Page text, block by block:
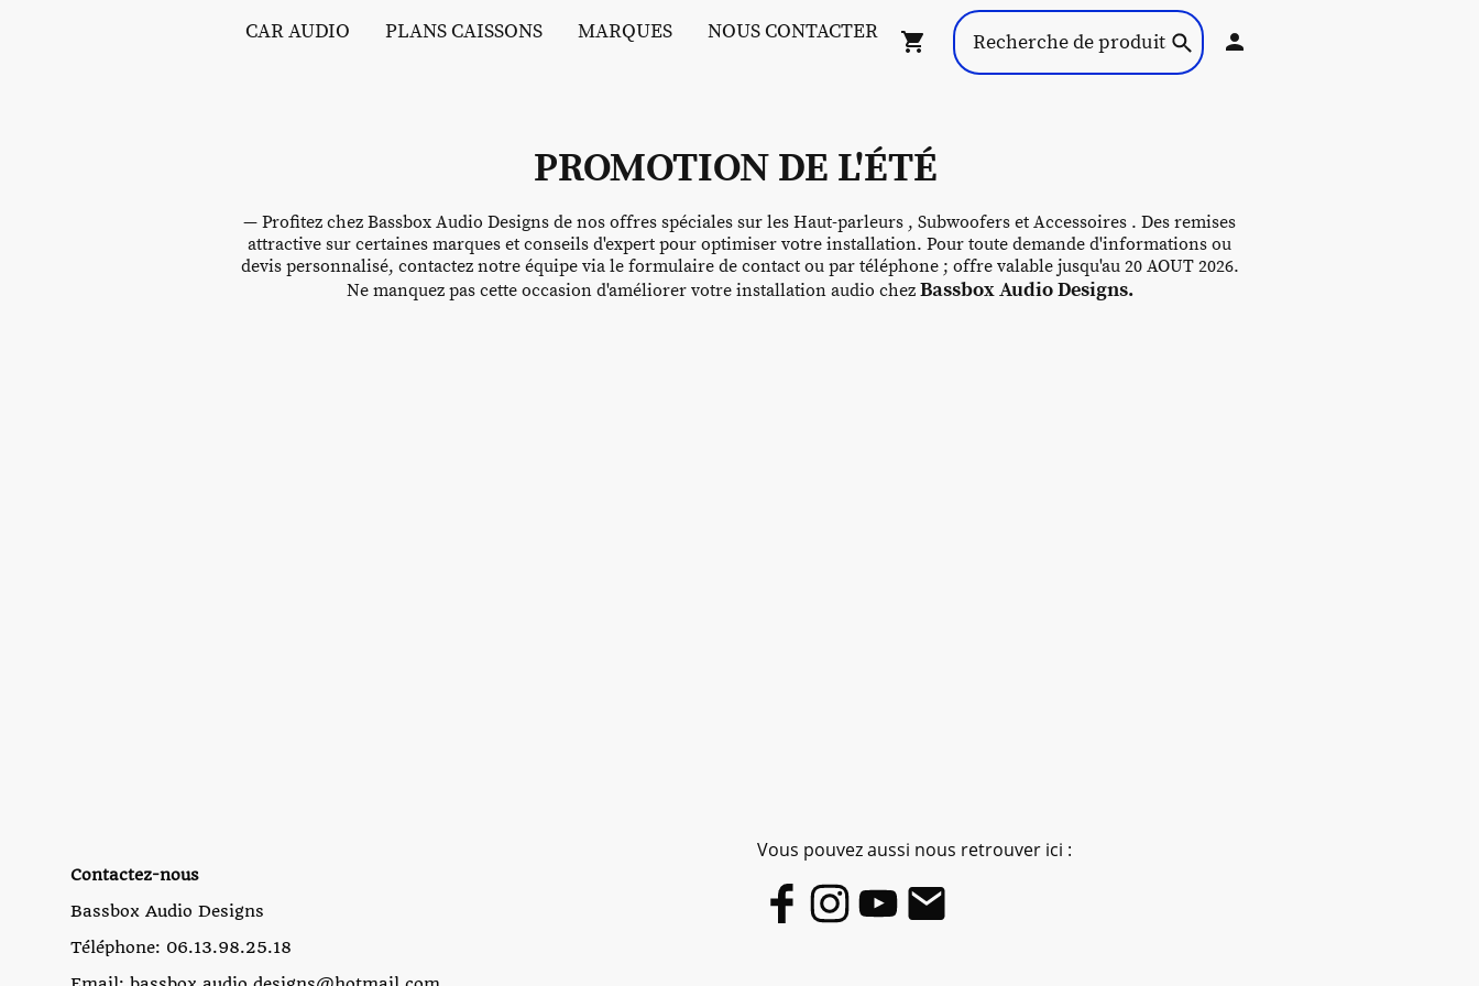
CAR AUDIO PLANS CAISSONS MARQUES NOUS CONTACTER
PROMOTION DE L'ÉTÉ
— Profitez chez Bassbox Audio Designs de nos offres spéciales sur les Haut-parleurs , Subwoofers et Accessoires . Des remises
attractive sur certaines marques et conseils d'expert pour optimiser votre installation. Pour toute demande d'informations ou
devis personnalisé, contactez notre équipe via le formulaire de contact ou par téléphone ; offre valable jusqu'au 20 AOUT 2026.
Ne manquez pas cette occasion d'améliorer votre installation audio chezBassbox Audio Designs.
Contactez-nous
Bassbox Audio Designs
Téléphone: 06.13.98.25.18
Vous pouvez aussi nous retrouver ici :